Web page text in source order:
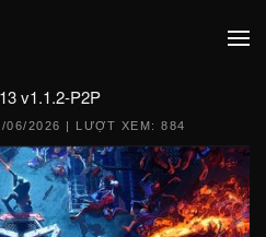
v1.1.2-P2P
06/2026 | LƯỢT XEM: 884